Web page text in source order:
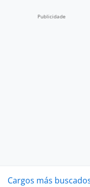
Cargos más